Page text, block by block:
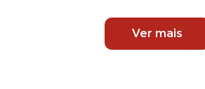
Ver mais